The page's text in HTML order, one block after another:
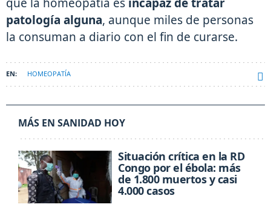
patología alguna, aunque miles de personas
la consuman a diario con el fin de curarse.
HOMEOPATÍA
MÁS EN SANIDAD HOY
Situación crítica en la RD
Congo por el ébola: más
de 1.800 muertos y casi
4.000 casos